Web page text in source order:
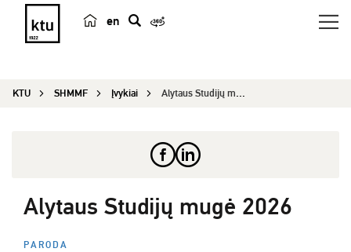
en
e
KTU SHMMF Įvykiai Alytaus Studijų mugė 2026
Alytaus Studijų mugė 2026
PARODA